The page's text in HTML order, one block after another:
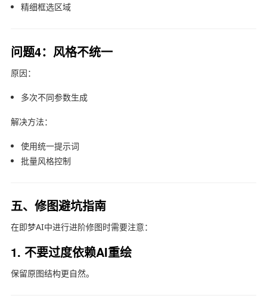
精细框选区域
问题4：风格不统一
原因：
多次不同参数生成
解决方法：
使用统一提示词
批量风格控制
五、修图避坑指南
在即梦AI中进行进阶修图时需要注意：
1. 不要过度依赖AI重绘
保留原图结构更自然。